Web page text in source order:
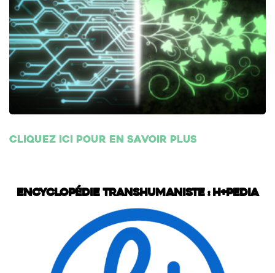
Cliquez ici pour en savoir plus
Encyclopédie transhumaniste : H+Pedia